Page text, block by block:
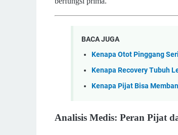
BACA JUGA
Kenapa Otot Pinggang
Kenapa Recovery Tubuh
Kenapa Pijat Bisa
Analisis Medis: Peran Pijat